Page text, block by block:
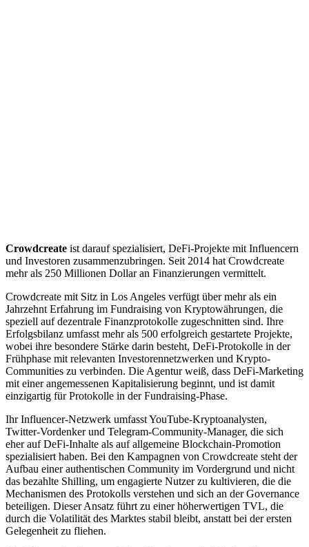
Crowdcreate ist darauf spezialisiert, DeFi-Projekte mit Influencern
und Investoren zusammenzubringen. Seit 2014 hat Crowdcreate
mehr als 250 Millionen Dollar an Finanzierungen vermittelt.
Crowdcreate mit Sitz in Los Angeles verfügt über mehr als ein
Jahrzehnt Erfahrung im Fundraising von Kryptowährungen, die
speziell auf dezentrale Finanzprotokolle zugeschnitten sind. Ihre
Erfolgsbilanz umfasst mehr als 500 erfolgreich gestartete Projekte,
wobei ihre besondere Stärke darin besteht, DeFi-Protokolle in der
Frühphase mit relevanten Investorennetzwerken und Krypto-
Communities zu verbinden. Die Agentur weiß, dass DeFi-Marketing
mit einer angemessenen Kapitalisierung beginnt, und ist damit
einzigartig für Protokolle in der Fundraising-Phase.
Ihr Influencer-Netzwerk umfasst YouTube-Kryptoanalysten,
Twitter-Vordenker und Telegram-Community-Manager, die sich
eher auf DeFi-Inhalte als auf allgemeine Blockchain-Promotion
spezialisiert haben. Bei den Kampagnen von Crowdcreate steht der
Aufbau einer authentischen Community im Vordergrund und nicht
das bezahlte Shilling, um engagierte Nutzer zu kultivieren, die die
Mechanismen des Protokolls verstehen und sich an der Governance
beteiligen. Dieser Ansatz führt zu einer höherwertigen TVL, die
durch die Volatilität des Marktes stabil bleibt, anstatt bei der ersten
Gelegenheit zu fliehen.